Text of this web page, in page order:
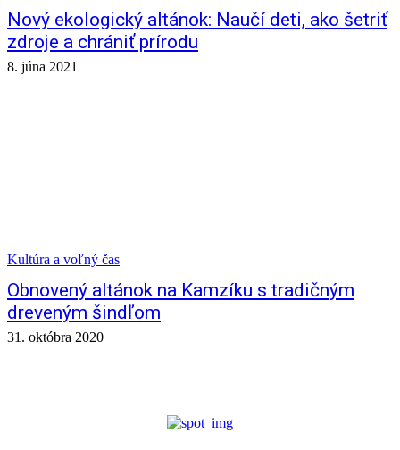
Nový ekologický altánok: Naučí deti, ako šetriť
zdroje a chrániť prírodu
8. júna 2021
Kultúra a voľný čas
Obnovený altánok na Kamzíku s tradičným
dreveným šindľom
31. októbra 2020